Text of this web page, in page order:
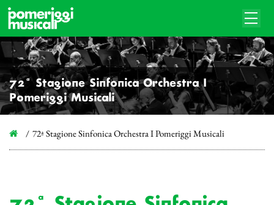
72ª Stagione Sinfonica Orchestra I
Pomeriggi Musicali
72ª Stagione Sinfonica Orchestra I Pomeriggi Musicali